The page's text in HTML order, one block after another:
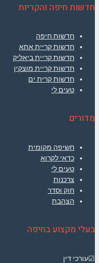
חדשות חיפה והקריות
חדשות חיפה
חדשות קריית אתא
חדשות קריית ביאליק
חדשות קריית מוצקין
חדשות קרית ים
טעים לי
מדורים
חשיפה מקומית
כדאי לקרוא
טעים לי
צרכנות
חוק וסדר
הצהבת
בעלי מקצוע בחיפה
☑עורכי דין